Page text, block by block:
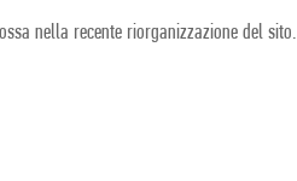
nella recente riorganizzazione del sito.